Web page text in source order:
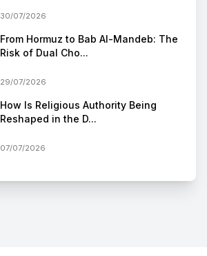
30/07/2026
From Hormuz to Bab Al-Mandeb: The
Risk of Dual Cho...
29/07/2026
How Is Religious Authority Being
Reshaped in the D...
07/07/2026